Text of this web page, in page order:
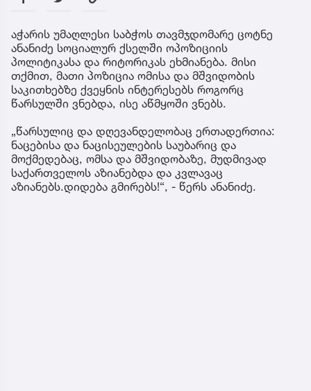
აჭარის უმაღლესი საბჭოს თავმჯდომარე ცოტნე
ანანიძე სოციალურ ქსელში ოპოზიციის
პოლიტიკასა და რიტორიკას ეხმიანება. მისი
თქმით, მათი პოზიცია ომისა და მშვიდობის
საკითხებზე ქვეყნის ინტერესებს როგორც
წარსულში ვნებდა, ისე აწმყოში ვნებს.
„წარსულიც და დღევანდელობაც ერთადერთია:
ნაცებისა და ნაცისეულების საუბარიც და
მოქმედებაც, ომსა და მშვიდობაზე, მუდმივად
საქართველოს აზიანებდა და კვლავაც
აზიანებს.დიდება გმირებს!“, - წერს ანანიძე.